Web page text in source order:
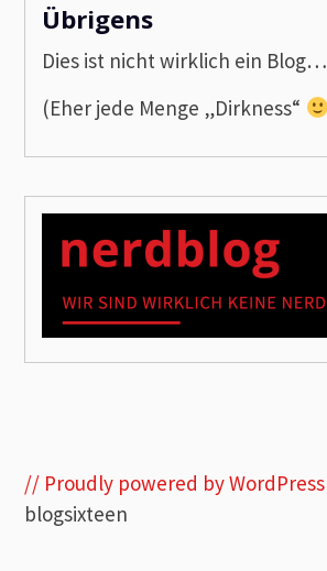
Übrigens
Dies ist nicht wirklich ein Blog…
(Eher jede Menge „Dirkness“
// Proudly powered by WordPress
blogsixteen